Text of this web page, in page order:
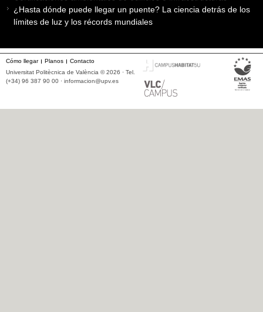
¿Hasta dónde puede llegar un puente? La ciencia detrás de los
límites de luz y los récords mundiales
Cómo llegar Planos
Contacto
Universitat Politècnica de València © 2026 · Tel.
(+34) 96 387 90 00 · informacion@upv.es